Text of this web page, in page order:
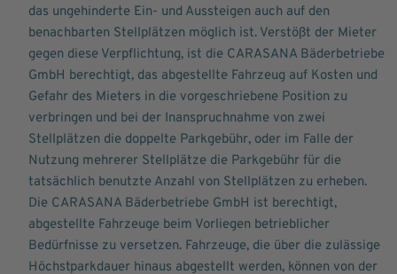
das ungehinderte Ein- und Aussteigen auch auf den
benachbarten Stellplätzen möglich ist. Verstößt der Mieter
gegen diese Verpflichtung, ist die CARASANA Bäderbetriebe
GmbH berechtigt, das abgestellte Fahrzeug auf Kosten und
Gefahr des Mieters in die vorgeschriebene Position zu
verbringen und bei der Inanspruchnahme von zwei
Stellplätzen die doppelte Parkgebühr, oder im Falle der
Nutzung mehrerer Stellplätze die Parkgebühr für die
tatsächlich benutzte Anzahl von Stellplätzen zu erheben.
Die CARASANA Bäderbetriebe GmbH ist berechtigt,
abgestellte Fahrzeuge beim Vorliegen betrieblicher
Bedürfnisse zu versetzen. Fahrzeuge, die über die zulässige
Höchstparkdauer hinaus abgestellt werden, können von der